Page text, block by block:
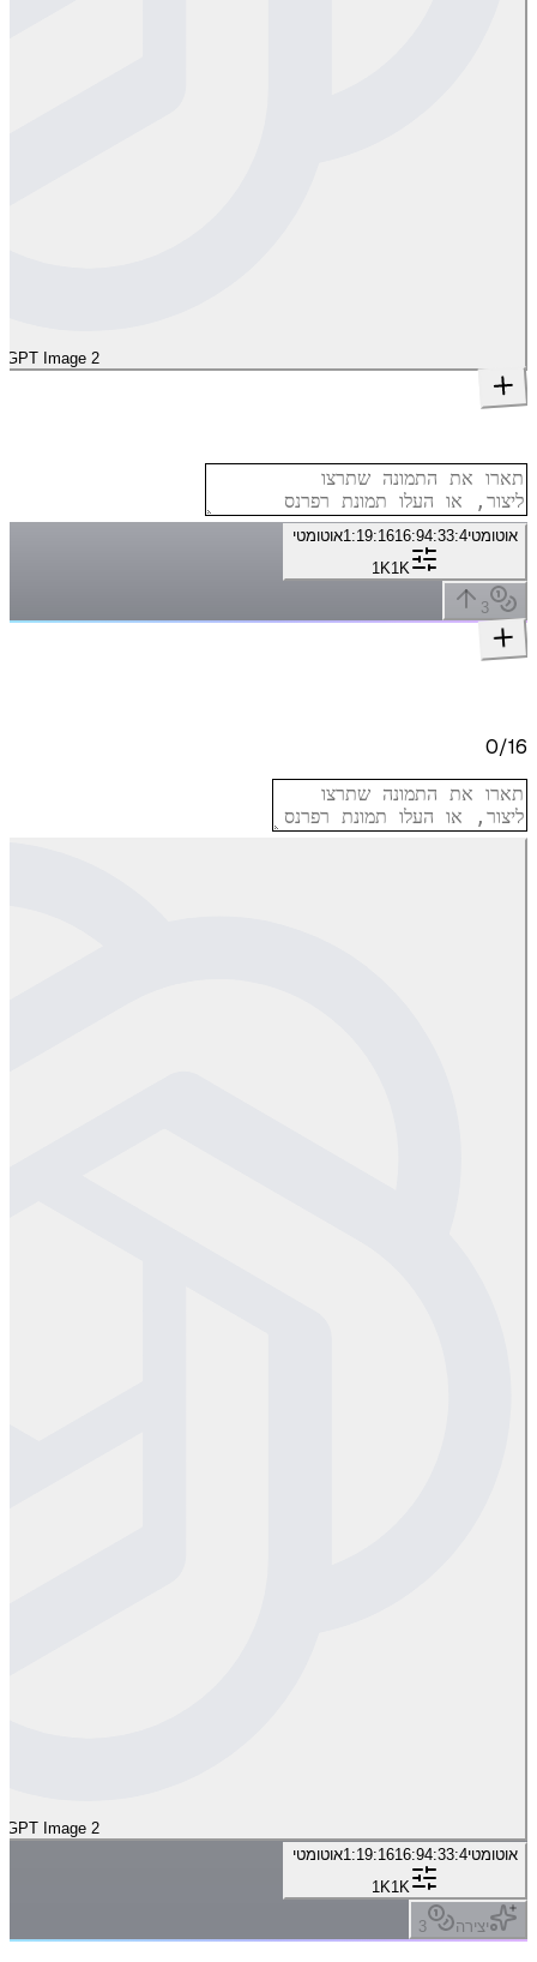
GPT Image 2
אוטומטי 1:1 9:1616:94:33:4
אוטומטי
1K1K
3
0/16
GPT Image 2
אוטומטי
1:1 9:1616:94:33:4
אוטומטי
1K1K
יצירה 3